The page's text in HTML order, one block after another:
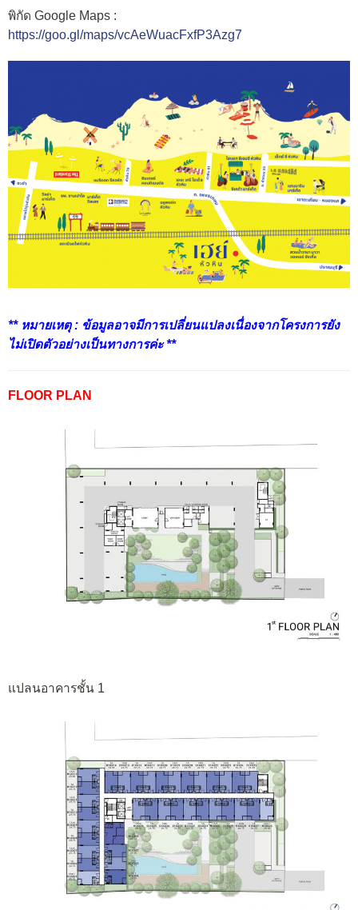
พิกัด Google Maps :
https://goo.gl/maps/vcAeWuacFxfP3Azg7
** หมายเหตุ : ข้อมูลอาจมีการเปลี่ยนแปลงเนื่องจากโครงการยัง
ไม่เปิดตัวอย่างเป็นทางการค่ะ **
FLOOR PLAN
แปลนอาคารชั้น 1